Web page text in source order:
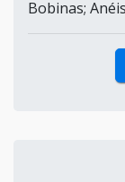
Bobinas;